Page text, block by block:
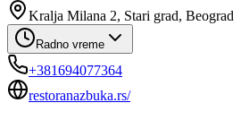
Kralja Milana 2, Stari grad, Beograd
Radno vreme
+381694077364
restoranazbuka.rs/